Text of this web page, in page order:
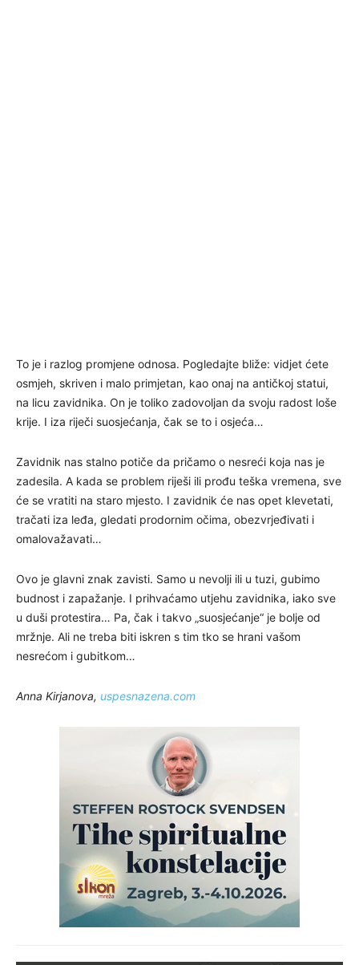
To je i razlog promjene odnosa. Pogledajte bliže: vidjet ćete
osmjeh, skriven i malo primjetan, kao onaj na antičkoj statui,
na licu zavidnika. On je toliko zadovoljan da svoju radost loše
krije. I iza riječi suosjećanja, čak se to i osjeća…
Zavidnik nas stalno potiče da pričamo o nesreći koja nas je
zadesila. A kada se problem riješi ili prođu teška vremena, sve
će se vratiti na staro mjesto. I zavidnik će nas opet klevetati,
tračati iza leđa, gledati prodornim očima, obezvrjeđivati i
omalovažavati…
Ovo je glavni znak zavisti. Samo u nevolji ili u tuzi, gubimo
budnost i zapažanje. I prihvaćamo utjehu zavidnika, iako sve
u duši protestira… Pa, čak i takvo „suosjećanje“ je bolje od
mržnje. Ali ne treba biti iskren s tim tko se hrani vašom
nesrećom i gubitkom…
Anna Kirjanova, uspesnazena.com